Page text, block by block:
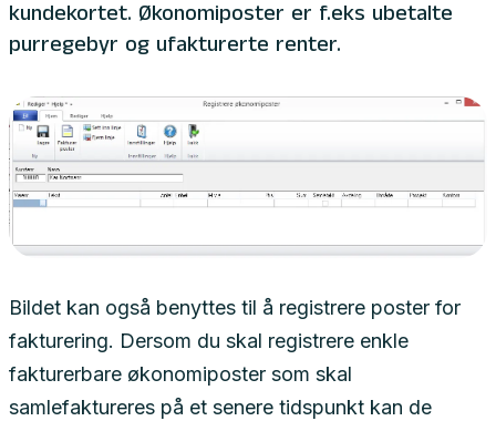
kundekortet. Økonomiposter er f.eks ubetalte
purregebyr og ufakturerte renter.
Bildet kan også benyttes til å registrere poster for
fakturering. Dersom du skal registrere enkle
fakturerbare økonomiposter som skal
samlefaktureres på et senere tidspunkt kan de